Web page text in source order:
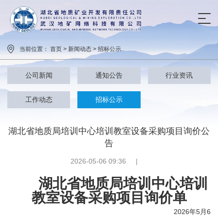
当前位置： 首页 > 新闻动态 > 招标公示
公司新闻 通知公告 行业资讯
工作动态 招标公示
湖北省地质局培训中心培训教室设备采购项目询价公
告
2026-05-06 09:36 |
湖北省地质局培训中心培训
教室设备采购项目询价单
2026年5月6